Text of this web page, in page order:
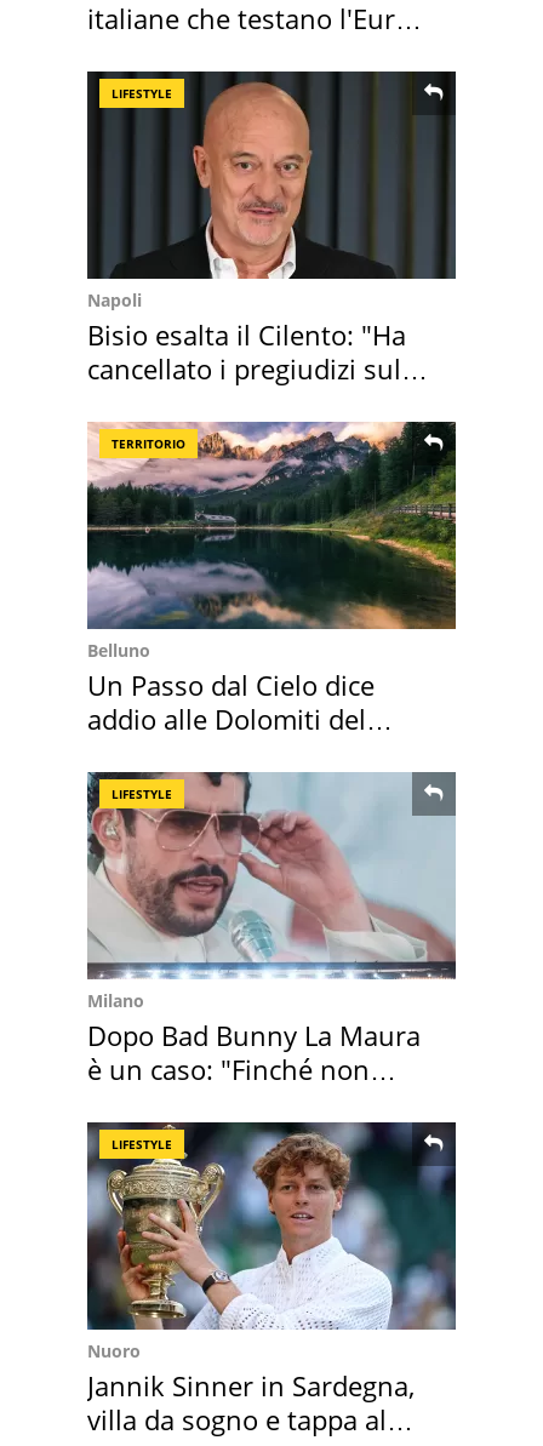
italiane che testano l'Euro
LIFESTYLE
Napoli
Bisio esalta il Cilento: "Ha
cancellato i pregiudizi sul
TERRITORIO
Belluno
Un Passo dal Cielo dice
addio alle Dolomiti del
LIFESTYLE
Milano
Dopo Bad Bunny La Maura
è un caso: "Finché non
LIFESTYLE
Nuoro
Jannik Sinner in Sardegna,
villa da sogno e tappa al